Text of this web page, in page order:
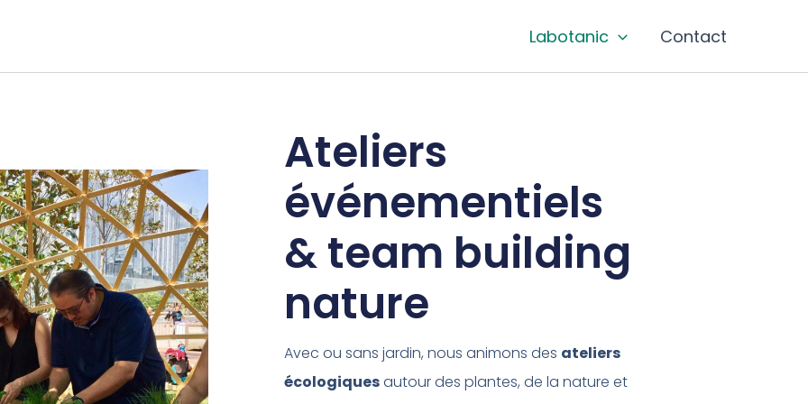
Labotanic Contact
Ateliers
événementiels
& team building
nature
Avec ou sans jardin, nous animons des ateliers
écologiquesautour des plantes, de la nature et